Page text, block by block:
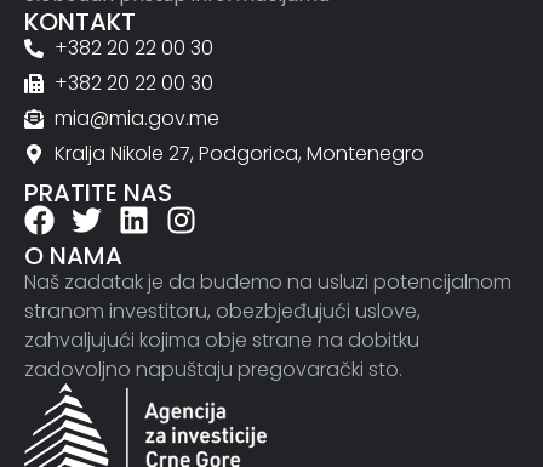
KONTAKT
+382 20 22 00 30
+382 20 22 00 30
mia@mia.gov.me
Kralja Nikole 27, Podgorica, Montenegro
PRATITE NAS
O NAMA
Naš zadatak je da budemo na usluzi potencijalnom
stranom investitoru, obezbjeđujući uslove,
zahvaljujući kojima obje strane na dobitku
zadovoljno napuštaju pregovarački sto.